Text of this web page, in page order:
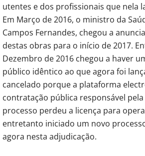
utentes e dos profissionais que nela
Em Março de 2016, o ministro da
Campos Fernandes, chegou a
destas obras para o início de 2017.
Dezembro de 2016 chegou a haver
público idêntico ao que agora foi
cancelado porque a plataforma
contratação pública responsável
processo perdeu a licença para
entretanto iniciado um novo
agora nesta adjudicação.